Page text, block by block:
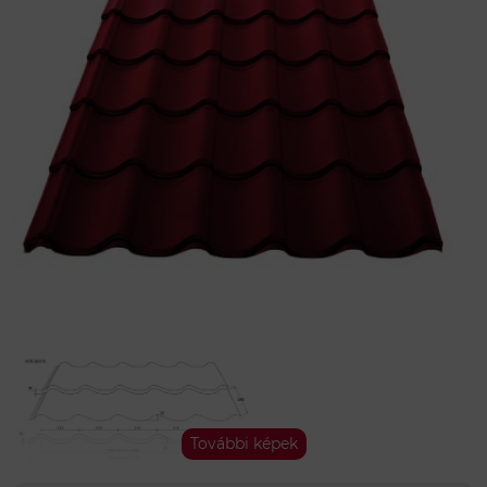
További képek
Ha kézben szeretné tartani a színt és élőben is
Minőség:
Gyártó:
Antikondenzált FILC
RAL 3011 - meggypiros
Lemezvastagság (mm) 0.5 mm